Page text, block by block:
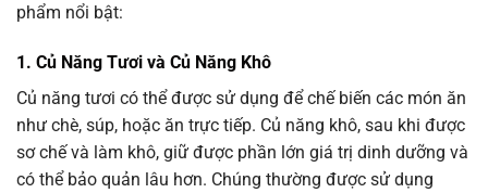
phẩm nổi bật:
1. Củ Năng Tươi và Củ Năng Khô
Củ năng tươi có thể được sử dụng để chế biến các món ăn
như chè, súp, hoặc ăn trực tiếp. Củ năng khô, sau khi được
sơ chế và làm khô, giữ được phần lớn giá trị dinh dưỡng và
có thể bảo quản lâu hơn. Chúng thường được sử dụng